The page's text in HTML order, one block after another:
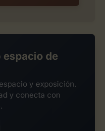
espacio de
y exposición.
y conecta con